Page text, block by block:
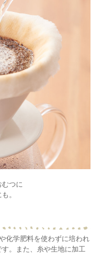
つに
。
化学肥料を使わずに培われ
。また、糸や生地に加工